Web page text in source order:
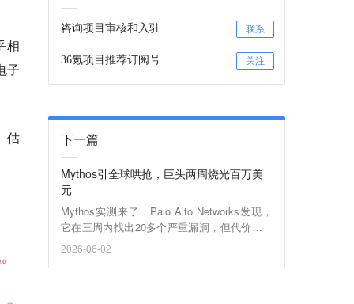
相
子
估
咨询项目审核和入驻 联系
36氪项目推荐订阅号 关注
下一篇
Mythos引全球哄抢，巨头两周烧光百万美
元
Mythos实测来了：Palo Alto Networks发现，
它在三周内找出20多个严重漏洞，但代价是烧
掉超百万美元Token费用！超3000亿美元的全
2026-06-02